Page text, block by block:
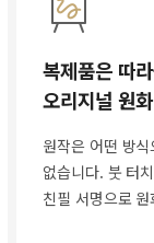
복제품은 따
오리지널 원
원작은 어떤 방
없습니다. 붓 터
친필 서명으로